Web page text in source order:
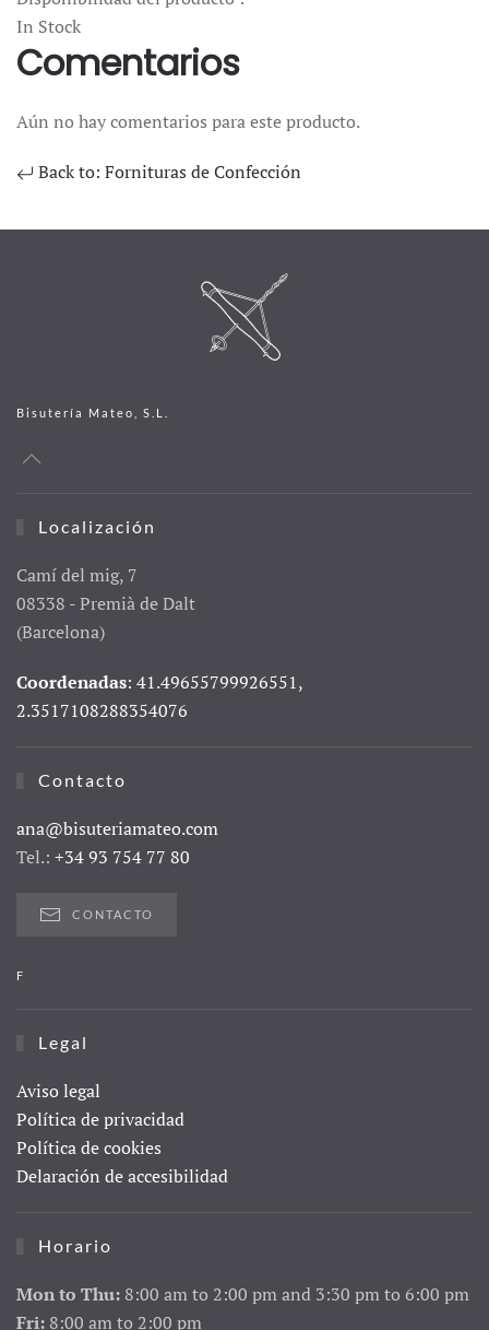
In Stock
Comentarios
Aún no hay comentarios para este producto.
Back to: Fornituras de Confección
Bisutería Mateo, S.L.
Localización
Camí del mig, 7
08338 - Premià de Dalt
(Barcelona)
Coordenadas: 41.49655799926551,
2.3517108288354076
Contacto
ana@bisuteriamateo.com
Tel.: +34 93 754 77 80
CONTACTO
F
Legal
Aviso legal
Política de privacidad
Política de cookies
Delaración de accesibilidad
Horario
Mon to Thu: 8:00 am to 2:00 pm and 3:30 pm to 6:00 pm
Fri: 8:00 am to 2:00 pm